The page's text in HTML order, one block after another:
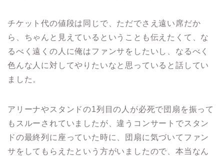
チケット代の値段は同じで、ただでさえ遠い席だか
ら、ちゃんと見えているということも伝えたくて、 な
るべく遠くの人に俺はファンサをしたいし、なるべく
色んな人に対してやりたいなと思っていると話してい
ました。
アリーナやスタンドの1列目の人が必死で団扇を振って
もスルーされていましたが、違うコンサートでスタン
ドの最終列に座っていた時に、団扇に気づいてファン
サをしてもらえたという方がいましたので、本当なん